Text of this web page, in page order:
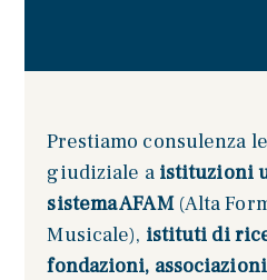
Prestiamo consulenza
giudiziale a istituzioni
sistema AFAM(Alta
Musicale), istituti di
fondazioni, associazioni